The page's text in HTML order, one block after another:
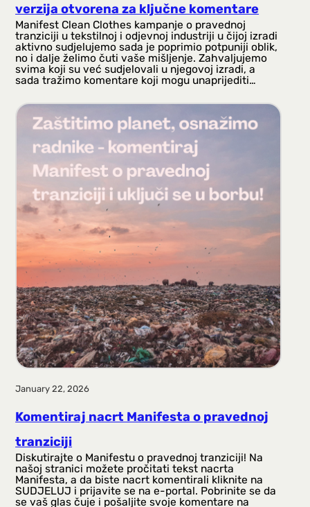
verzija otvorena za ključne komentare
Manifest Clean Clothes kampanje o pravednoj
tranziciji u tekstilnoj i odjevnoj industriji u čijoj izradi
aktivno sudjelujemo sada je poprimio potpuniji oblik,
no i dalje želimo čuti vaše mišljenje. Zahvaljujemo
svima koji su već sudjelovali u njegovoj izradi, a
sada tražimo komentare koji mogu unaprijediti…
January 22, 2026
Komentiraj nacrt Manifesta o pravednoj
tranziciji
Diskutirajte o Manifestu o pravednoj tranziciji! Na
našoj stranici možete pročitati tekst nacrta
Manifesta, a da biste nacrt komentirali kliknite na
SUDJELUJ i prijavite se na e-portal. Pobrinite se da
se vaš glas čuje i pošaljite svoje komentare na